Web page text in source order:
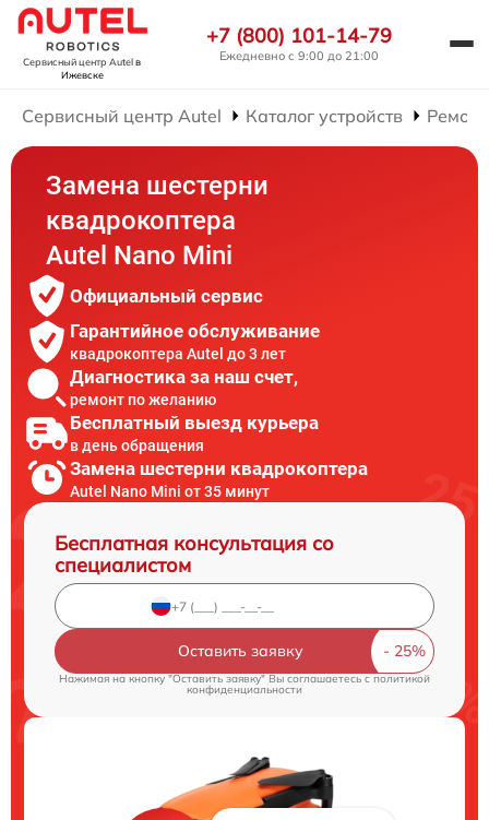
Сервисный центр Autelв
Ижевске
+7 (800) 101-14-79
Ежедневно с 9:00 до 21:00
Сервисный центр Autel Каталог устройств
Замена шестерни
квадрокоптера
Autel Nano Mini
Официальный сервис
Гарантийное обслуживание
квадрокоптера Autel до 3 лет
Диагностика за наш счет,
ремонт по желанию
Бесплатный выезд курьера
в день обращения
Замена шестерни квадрокоптера
Autel Nano Mini от 35 минут
Бесплатная консультация со
специалистом
Оставить заявку
Нажимая на кнопку "Оставить заявку" Вы соглашаетесь c политикой
конфиденциальности